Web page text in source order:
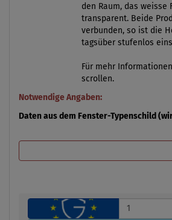
den Raum, das
transparent. Beide
verbunden, so ist die
tagsüber stufenlos
Für mehr
scrollen.
Notwendige Angaben:
Daten aus dem Fenster-Typenschild